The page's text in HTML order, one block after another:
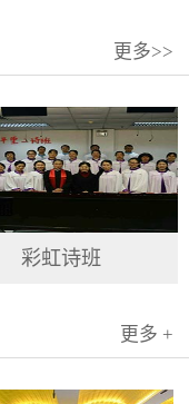
基督教和平堂自11
实施“双暂停”
更多>>
彩虹诗班
更多 +